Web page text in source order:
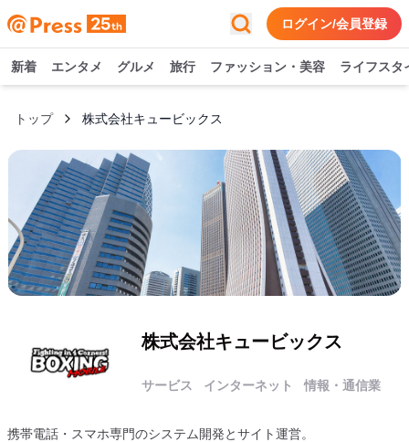
ログイン/会員登録
新着 エンタメ グルメ 旅行 ファッション・美容 ライフスタ
トップ 株式会社キュービックス
株式会社キュービックス
サービス インターネット 情報・通信業
携帯電話・スマホ専門のシステム開発とサイト運営。